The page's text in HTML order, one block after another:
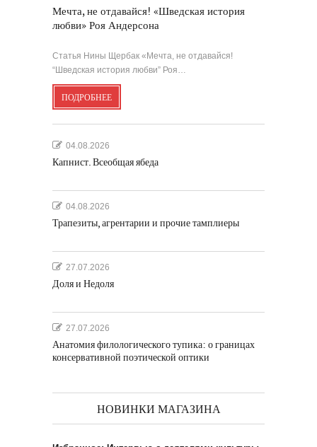
Мечта, не отдавайся! «Шведская история
любви» Роя Андерсона
Статья Нины Щербак «Мечта, не отдавайся!
“Шведская история любви” Роя…
ПОДРОБНЕЕ
04.08.2026
Капнист. Всеобщая ябеда
04.08.2026
Трапезиты, агрентарии и прочие тамплиеры
27.07.2026
Доля и Недоля
27.07.2026
Анатомия филологического тупика: о границах
консервативной поэтической оптики
НОВИНКИ МАГАЗИНА